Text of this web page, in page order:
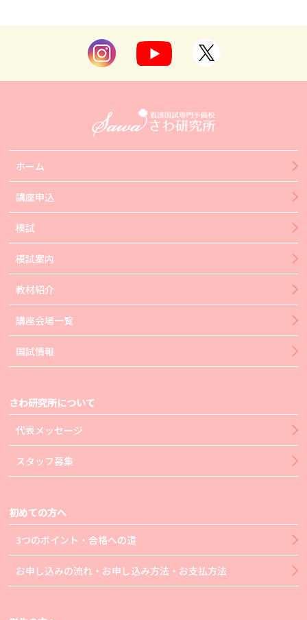
ホーム
講座申込
模試
模試案内
教材紹介
講座会場一覧
国試情報
さわ研究所について
代表メッセージ
スタッフ募集
初めての方へ
3つのポイント・合格への道
お申し込みの流れ・お申し込み方法・お支払方法